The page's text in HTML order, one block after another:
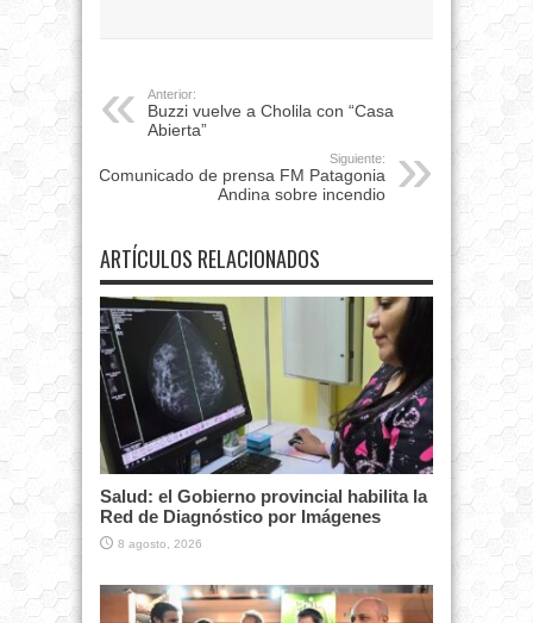
Anterior:
Buzzi vuelve a Cholila con “Casa
Abierta”
Siguiente:
Comunicado de prensa FM Patagonia
Andina sobre incendio
ARTÍCULOS RELACIONADOS
Salud: el Gobierno provincial habilita la
Red de Diagnóstico por Imágenes
8 agosto, 2026